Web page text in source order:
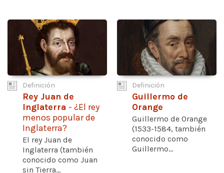
Definición
Rey Juan de
Inglaterra - ¿El rey
menos popular de
Inglaterra?
El rey Juan de
Inglaterra (también
conocido como Juan
sin Tierra...
Definición
Guillermo de
Orange
Guillermo de Orange
(1533-1584, también
conocido como
Guillermo...